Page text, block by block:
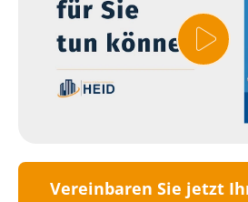
Vereinbaren Sie jetzt